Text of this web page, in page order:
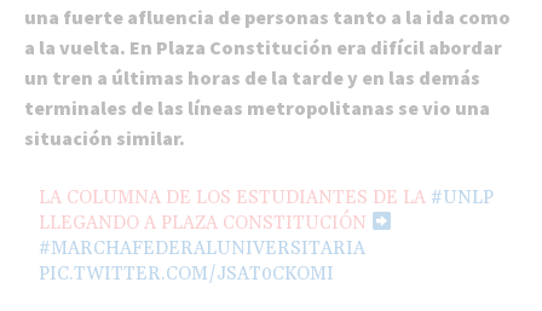
una fuerte afluencia de personas tanto a la ida como
a la vuelta. En Plaza Constitución era difícil abordar
un tren a últimas horas de la tarde y en las demás
terminales de las líneas metropolitanas se vio una
situación similar.
LA COLUMNA DE LOS ESTUDIANTES DE LA #UNLP
LLEGANDO A PLAZA CONSTITUCIÓN
#MARCHAFEDERALUNIVERSITARIA
PIC.TWITTER.COM/JSAT0CKOMI